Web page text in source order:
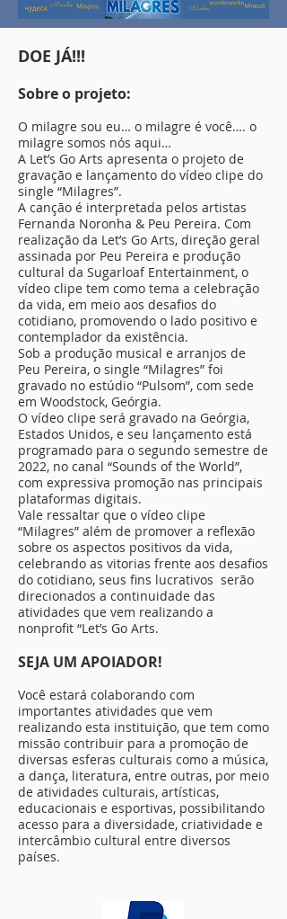
DOE JÁ!!!
Sobre o projeto:
O milagre sou eu… o milagre é você…. o
milagre somos nós aqui…
A Let’s Go Arts apresenta o projeto de
gravação e lançamento do vídeo clipe do
single “Milagres”.
A canção é interpretada pelos artistas
Fernanda Noronha & Peu Pereira. Com
realização da Let’s Go Arts, direção geral
assinada por Peu Pereira e produção
cultural da Sugarloaf Entertainment, o
vídeo clipe tem como tema a celebração
da vida, em meio aos desafios do
cotidiano, promovendo o lado positivo e
contemplador da existência.
Sob a produção musical e arranjos de
Peu Pereira, o single “Milagres” foi
gravado no estúdio “Pulsom”, com sede
em Woodstock, Geórgia.
O vídeo clipe será gravado na Geórgia,
Estados Unidos, e seu lançamento está
programado para o segundo semestre de
2022, no canal “Sounds of the World”,
com expressiva promoção nas principais
plataformas digitais.
Vale ressaltar que o vídeo clipe
“Milagres” além de promover a reflexão
sobre os aspectos positivos da vida,
celebrando as vitorias frente aos desafios
do cotidiano, seus fins lucrativos serão
direcionados a continuidade das
atividades que vem realizando a
nonprofit “Let’s Go Arts.
SEJA UM APOIADOR!
Você estará colaborando com
importantes atividades que vem
realizando esta instituição, que tem como
missão contribuir para a promoção de
diversas esferas culturais como a música,
a dança, literatura, entre outras, por meio
de atividades culturais, artísticas,
educacionais e esportivas, possibilitando
acesso para a diversidade, criatividade e
intercâmbio cultural entre diversos
países.